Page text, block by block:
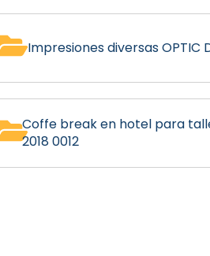
Impresiones diversas OPTIC
Coffe break en hotel para
2018 0012